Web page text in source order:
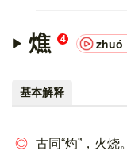
燋 4 zhuó
基本解释
◎ 古同“灼”，火烧。